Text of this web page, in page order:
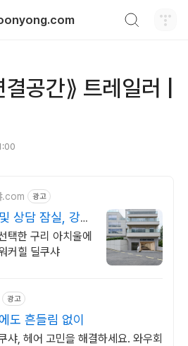
공간⟫ 트레일러 |
.com 광고
상담 잠실, 강남
택한 구리 아치울에
커힐 딜쿠샤
광고
도 흔들림 없이
샤, 헤어 고민을 해결하세요. 와우회